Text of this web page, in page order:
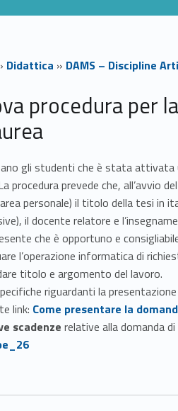
Didattica » DAMS – Discipline
procedura per
gli studenti che è stata attivata
procedura prevede che, all’avvio
personale) il titolo della tesi in
il docente relatore e
che è opportuno e
l’operazione informatica di
titolo e argomento del lavoro.
riguardanti la
link: Link identifier #identifier__81763-2
Come presentare la
scadenze relative alla domanda